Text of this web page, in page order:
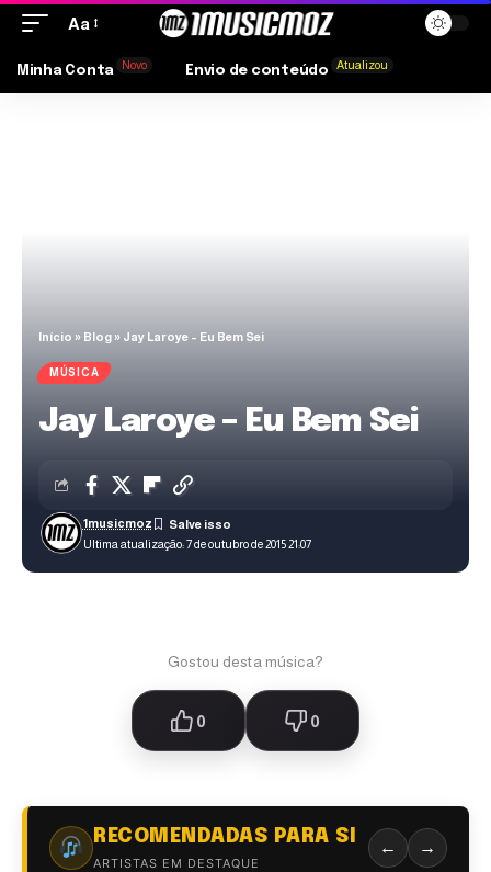
Aa
Minha Conta Novo Envio de conteúdo Atualizou
Início » Blog» Jay Laroye – Eu Bem Sei
MÚSICA
Jay Laroye – Eu Bem Sei
Ultima atualização: 7 de outubro de 2015 21:07
1musicmoz
Gostou desta música?
0 0
RECOMENDADAS PARA SI
ARTISTAS EM DESTAQUE
← →